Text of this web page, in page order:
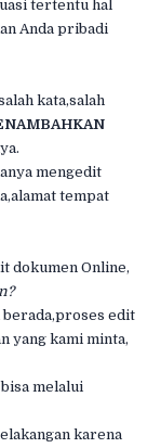
tertentu hal
Anda pribadi
kata,salah
mengedit
tempat
dokumen Online,
berada,proses edit
yang kami minta,
melalui
karena